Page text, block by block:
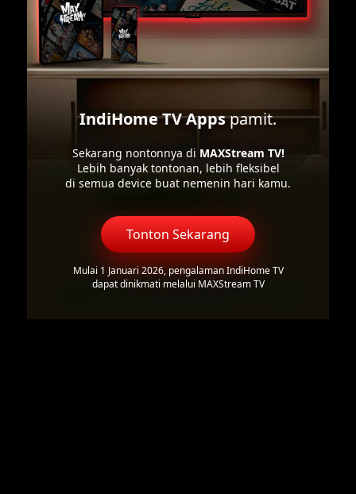
IndiHome TV Appspamit.
Sekarang nontonnya di MAXStream TV!
Lebih banyak tontonan, lebih fleksibel
di semua device buat nemenin hari kamu.
Tonton Sekarang
Mulai 1 Januari 2026, pengalaman IndiHome TV
dapat dinikmati melalui MAXStream TV